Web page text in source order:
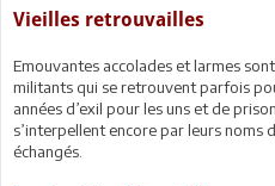
Vieilles retrouvailles
Emouvantes accolades et larmes
militants qui se retrouvent parfois
années d’exil pour les uns et de
s’interpellent encore par leurs noms
échangés.